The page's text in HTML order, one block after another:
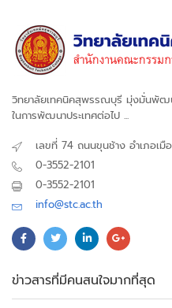
วิทยาลัยเทคนิคสุพรรณบุรี มุ่งมั่นพัฒ
ในการพัฒนาประเทศต่อไป ...
เลขที่ 74 ถนนขุนช้าง อำเภอ
0-3552-2101
0-3552-2101
info@stc.ac.th
ข่าวสารที่มีคนสนใจมากที่สุด